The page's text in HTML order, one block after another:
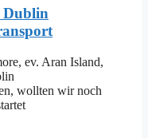
Dublin
ev. Aran Island,
wollten wir noch